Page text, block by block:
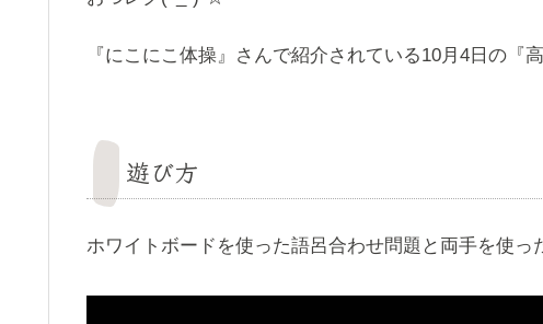
『にこにこ体操』さんで紹介されている10月4日の『
遊び方
ホワイトボードを使った語呂合わせ問題と両手を使